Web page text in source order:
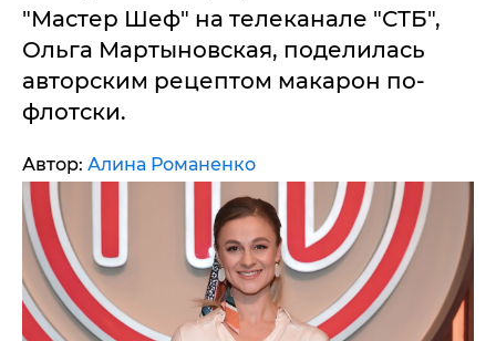
"Мастер Шеф" на телеканале "СТБ",
Ольга Мартыновская, поделилась
авторским рецептом макарон по-
флотски.
Автор: Алина Романенко